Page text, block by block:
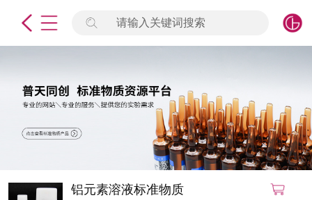
请输入关键词搜索
铝元素溶液标准物质
签到
标准物质
产品专项